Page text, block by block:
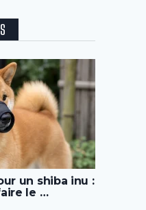
un shiba inu :
le …